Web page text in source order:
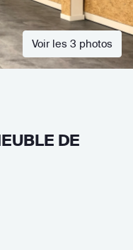
Voir les 3 photos
DE